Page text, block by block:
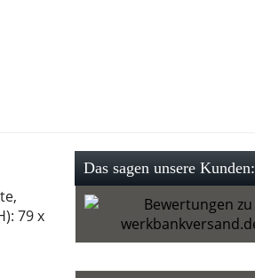
79 x
Das sagen unsere Kunden: